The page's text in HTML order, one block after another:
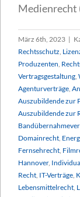
Medienrecht
März 6th, 2023 |
Rechtsschutz
Produzenten
Vertragsgestaltung
Agenturverträge
Auszubildende zur
Auszubildende zur
Domainrecht
Fernsehrecht
Hannover,
Recht IT-Verträge
Lebensmittelrecht